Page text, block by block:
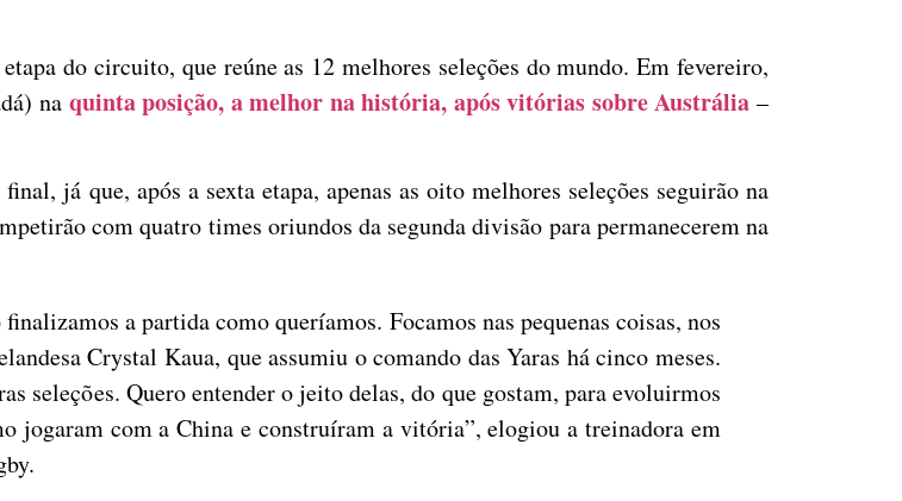
do circuito, que reúne as 12 melhores seleções do mundo. Em fevereiro,
na quinta posição, a melhor na história, após vitórias sobre Austrália –
já que, após a sexta etapa, apenas as oito melhores seleções seguirão na
com quatro times oriundos da segunda divisão para permanecerem na
a partida como queríamos. Focamos nas pequenas coisas, nos
Crystal Kaua, que assumiu o comando das Yaras há cinco meses.
seleções. Quero entender o jeito delas, do que gostam, para evoluirmos
jogaram com a China e construíram a vitória”, elogiou a treinadora em